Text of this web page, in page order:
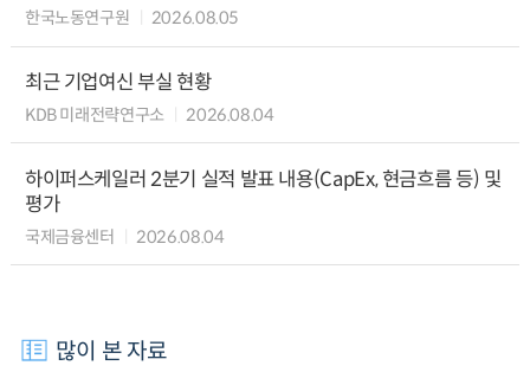
한국노동연구원 2026.08.05
최근 기업여신 부실 현황
KDB 미래전략연구소 2026.08.04
하이퍼스케일러 2분기 실적 발표 내용(CapEx, 현금흐름 등) 및
평가
국제금융센터 2026.08.04
많이 본 자료